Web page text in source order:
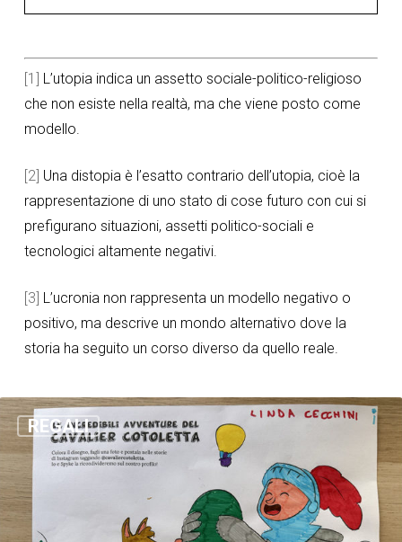
[1]
L’utopia indica un assetto sociale-politico-religioso
che non esiste nella realtà, ma che viene posto come
modello.
[2] Una distopia è l’esatto contrario dell’utopia, cioè la
rappresentazione di uno stato di cose futuro con cui si
prefigurano situazioni, assetti politico-sociali e
tecnologici altamente negativi.
[3] L’ucronia non rappresenta un modello negativo o
positivo, ma descrive un mondo alternativo dove la
storia ha seguito un corso diverso da quello reale.
REGALI